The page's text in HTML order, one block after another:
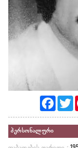
პერსონალური